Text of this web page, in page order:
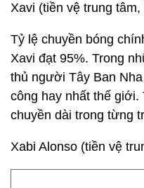
Xavi (tiền vệ trung
Tỷ lệ chuyền bóng
Xavi đạt 95%. Trong
thủ người Tây Ban
công hay nhất thế
chuyền dài trong từng
Xabi Alonso (tiền vệ